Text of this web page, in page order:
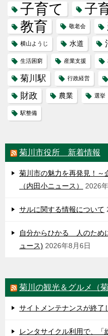
子育て 子
教育 敬老会
横山ようじ 水道
生活困窮 産業支援
菊川駅 行政経営
財政 農業 選挙
駅整備
菊川市役所 新着情報
菊川市の魅力を再発見！～
（内田小ニュース）
2026
サルに関する情報について
自分からひかる 人のため
ュース) 2026年8月6日
菊川の観光＆グルメ（菊
サイトメンテナンスが終了
レンタサイクル利用で、